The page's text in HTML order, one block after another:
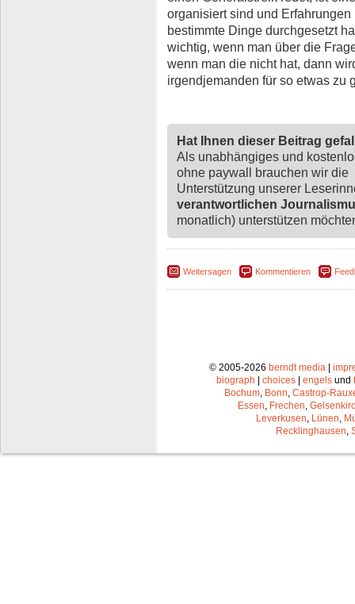
organisiert sind und
bestimmte Dinge durchgesetzt
wichtig, wenn man über die
wenn man die nicht hat, dann
irgendjemanden für so etwas zu
Hat Ihnen dieser Beitrag
Als unabhängiges und
ohne paywall brauchen wir die
Unterstützung unserer
verantwortlichen
monatlich) unterstützen
Weitersagen Kommentieren
© 2005-2026 berndt media|
biograph
choices engels und
Bochum, Bonn, Castrop-
Essen, Frechen,
Leverkusen, Lünen,
Recklinghausen,